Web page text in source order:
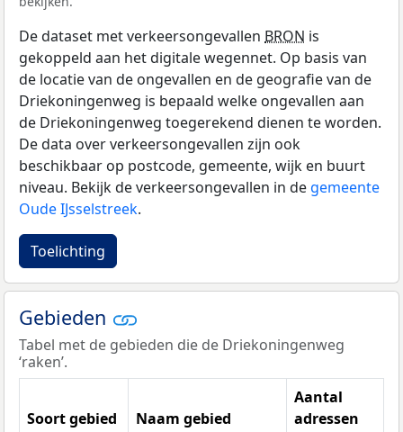
De dataset met verkeersongevallen BRON is
gekoppeld aan het digitale wegennet. Op basis van
de locatie van de ongevallen en de geografie van de
Driekoningenweg is bepaald welke ongevallen aan
de Driekoningenweg toegerekend dienen te worden.
De data over verkeersongevallen zijn ook
beschikbaar op postcode, gemeente, wijk en buurt
niveau. Bekijk de verkeersongevallen in de gemeente
Oude IJsselstreek.
Toelichting
Gebieden
Tabel met de gebieden die de Driekoningenweg
‘raken’.
Soort gebied Naam gebied
Aantal
adressen